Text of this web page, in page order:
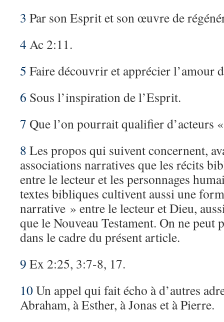
3 Par son Esprit et son œuvre de
4 Ac 2:11.
5 Faire découvrir et apprécier l’amour
6 Sous l’inspiration de l’Esprit.
7 Que l’on pourrait qualifier d’acteurs
8 Les propos qui suivent concernent,
associations narratives que les récits
entre le lecteur et les personnages
textes bibliques cultivent aussi une
narrative » entre le lecteur et Dieu,
que le Nouveau Testament. On ne peut
dans le cadre du présent article.
9 Ex 2:25, 3:7-8, 17.
10Un appel qui fait écho à d’autres
Abraham, à Esther, à Jonas et à Pierre.